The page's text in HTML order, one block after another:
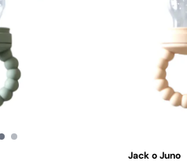
Jack o Juno